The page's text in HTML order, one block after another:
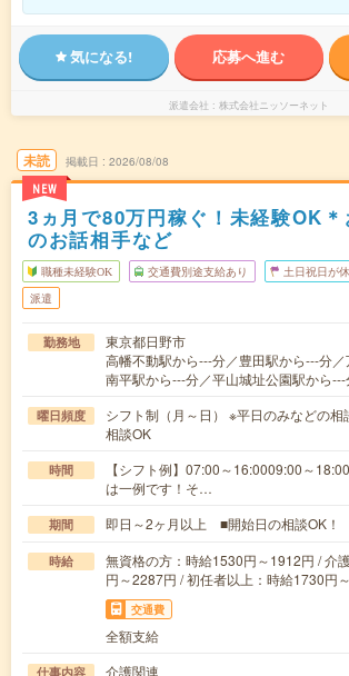
気になる! 応募へ進む
派遣会社 株式会社ニッソーネット
未読
NEW
掲載日 2026/08/08
3ヵ月で80万円稼ぐ！未経験OK
のお話相手など
職種未経験OK 交通費別途支給あり 土日祝日が
派遣
勤務地
東京都日野市
高幡不動駅から---分／豊田駅から---分
南平駅から---分／平山城址公園駅から---
曜日頻度
シフト制（月～日） ※平日のみなどの相
相談OK
時間
【シフト例】07:00～16:0009:00～
は一例です！そ…
期間 即日～2ヶ月以上 ■開始日の相談OK！
時給
無資格の方：時給1530円～1912円 / 介
円～2287円 / 初任者以上：時給1730円
交通費
全額支給
仕事内容 介護関連